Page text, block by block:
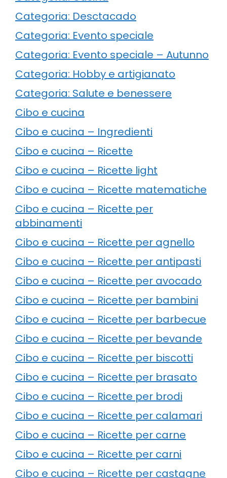
Categoria: Desctacado
Categoria: Evento speciale
Categoria: Evento speciale – Autunno
Categoria: Hobby e artigianato
Categoria: Salute e benessere
Cibo e cucina
Cibo e cucina – Ingredienti
Cibo e cucina – Ricette
Cibo e cucina – Ricette light
Cibo e cucina – Ricette matematiche
Cibo e cucina – Ricette per
abbinamenti
Cibo e cucina – Ricette per agnello
Cibo e cucina – Ricette per antipasti
Cibo e cucina – Ricette per avocado
Cibo e cucina – Ricette per bambini
Cibo e cucina – Ricette per barbecue
Cibo e cucina – Ricette per bevande
Cibo e cucina – Ricette per biscotti
Cibo e cucina – Ricette per brasato
Cibo e cucina – Ricette per brodi
Cibo e cucina – Ricette per calamari
Cibo e cucina – Ricette per carne
Cibo e cucina – Ricette per carni
Cibo e cucina – Ricette per castagne